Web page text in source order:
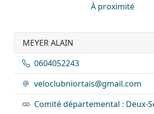
À proximité
MEYER ALAIN
0604052243
veloclubniortais@gmail.com
Comité départemental : Deux-